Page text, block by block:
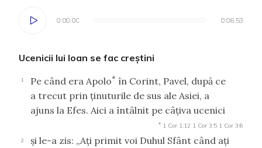
0:00:00 0:06:53
0:00:00 0:06:53
Ucenicii lui Ioan se fac creştini
1 Pe când era Apolo* în Corint, Pavel, după ce
a trecut prin ţinuturile de sus ale Asiei, a
ajuns la Efes. Aici a întâlnit pe câţiva ucenici
* 1 Cor 1:12 1 Cor 3:5 1 Cor 3:6
2
şi le-a zis: „Aţi primit voi Duhul Sfânt când aţi